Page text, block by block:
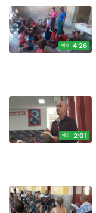
4:26
2:01